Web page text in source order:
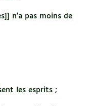
n'a pas moins de
les esprits ;